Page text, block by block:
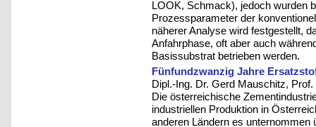
LOOK, Schmack), jedoch wurden
Prozessparameter der
näherer Analyse wird festgestellt,
Anfahrphase, oft aber auch
Basissubstrat betrieben werden.
Fünfundzwanzig Jahre
Dipl.-Ing. Dr. Gerd Mauschitz,
Die österreichische
industriellen Produktion in
anderen Ländern es unternommen